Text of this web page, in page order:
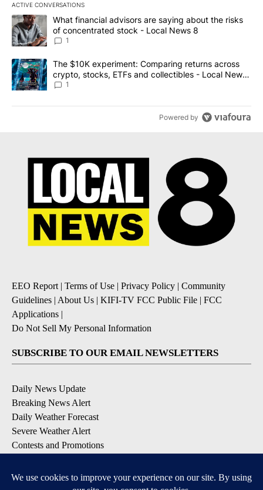
ACTIVE CONVERSATIONS
The following is a list of the most commented articles in the last
A trending article titled "What financial advisors are saying
What financial advisors are saying about the risks
of concentrated stock - Local News 8
1
A trending article titled "The $10K experiment: Comparing
The $10K experiment: Comparing returns across
crypto, stocks, ETFs and collectibles - Local News
8
1
Powered by
EEO Report| Terms of Use | Privacy Policy | Community
Guidelines | About Us | KIFI-TV FCC Public File | FCC
Applications |
Do Not Sell My Personal Information
SUBSCRIBE TO OUR EMAIL NEWSLETTERS
Daily News Update
Breaking News Alert
Daily Weather Forecast
Severe Weather Alert
Contests and Promotions